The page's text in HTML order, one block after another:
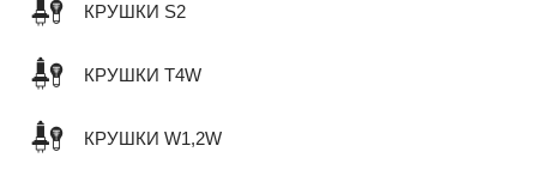
КРУШКИ S2
КРУШКИ T4W
КРУШКИ W1,2W